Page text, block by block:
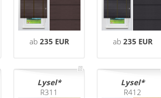
ab 235 EUR ab 235 EUR
Lysel
R311
Lysel
R412